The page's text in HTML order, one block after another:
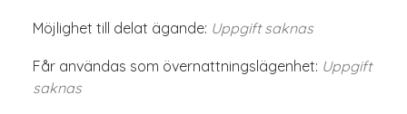
Möjlighet till delat ägande: Uppgift saknas
Får användas som övernattningslägenhet: Uppgift
saknas